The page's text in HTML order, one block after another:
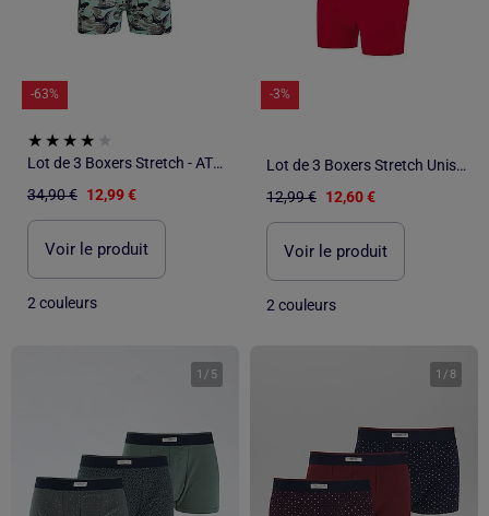
-63%
Lot de 3 Boxers Stretch - ATLAS FOR MEN
34,90 € 12,99 €
Voir le produit
2 couleurs
-3%
Lot de 3 Boxers Stretch Unis - ATLAS FOR MEN
12,99 € 12,60 €
Voir le produit
2 couleurs
1 / 5 1 / 8